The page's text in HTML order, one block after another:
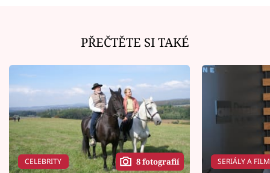
PŘEČTĚTE SI TAKÉ
CELEBRITY 8 fotografií SERIÁLY A